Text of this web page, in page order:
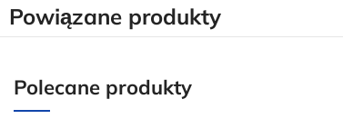
Powiązane produkty
Polecane produkty